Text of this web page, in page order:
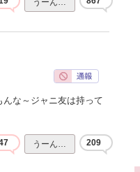
うーん…
な～ジャニ友は持って
うーん… 209